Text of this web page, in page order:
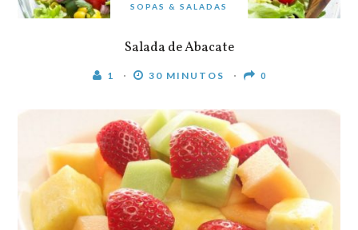
SOPAS & SALADAS
Salada de Abacate
1 30 MINUTOS 0